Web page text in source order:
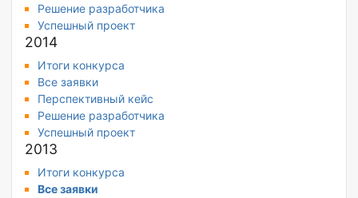
Решение разработчика
Успешный проект
2014
Итоги конкурса
Все заявки
Перспективный кейс
Решение разработчика
Успешный проект
2013
Итоги конкурса
Все заявки